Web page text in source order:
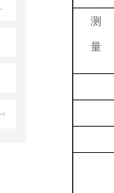
测
量